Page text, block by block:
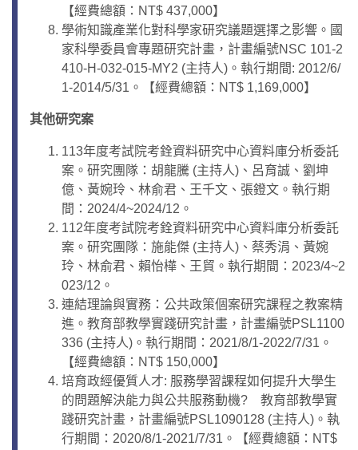
【經費總額：NT$ 437,000】
學術知識產業化對科學家研究議題選擇之影響。國
家科學委員會專題研究計畫，計畫編號NSC 101-2
410-H-032-015-MY2 (主持人)。執行期間: 2012/6/
1-2014/5/31。【經費總額：NT$ 1,169,000】
其他研究案
113年度考試院考銓資料研究中心資料庫分析委託
案。研究團隊：胡龍騰 (主持人)、呂育誠、劉坤
億、黃婉玲、林俞君、王千文、張鐙文。執行期
間：2024/4~2024/12。
112年度考試院考銓資料研究中心資料庫分析委託
案。研究團隊：施能傑 (主持人)、蔡秀涓、黃婉
玲、林俞君、賴怡樺、王貿。執行期間：2023/4~2
023/12。
連結理論與實務：公共政策個案研究課程之教案精
進。教育部教學實踐研究計畫，計畫編號PSL1100
336 (主持人)。執行期間：2021/8/1-2022/7/31。
【經費總額：NT$ 150,000】
培育政經優質人才: 服務學習課程如何提升大學生
的問題解決能力與公共服務動機? 教育部教學實
踐研究計畫，計畫編號PSL1090128 (主持人)。執
行期間：2020/8/1-2021/7/31。【經費總額：NT$